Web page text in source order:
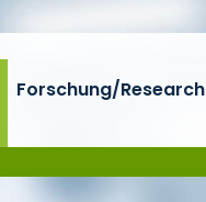
Forschung/Research